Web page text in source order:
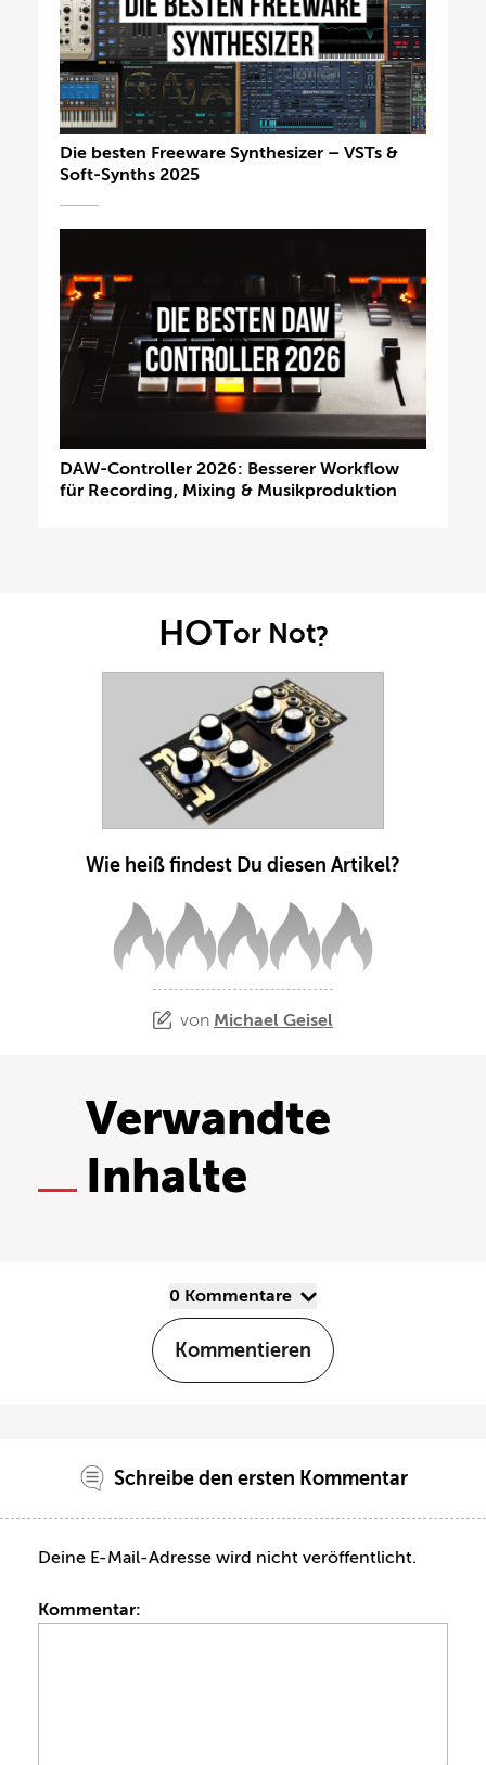
Die besten Freeware Synthesizer – VSTs &
Soft-Synths 2025
DAW-Controller 2026: Besserer Workflow
für Recording, Mixing & Musikproduktion
HOTor Not?
Wie heiß findest Du diesen Artikel?
von Michael Geisel
Verwandte
Inhalte
0 Kommentare
Kommentieren
Schreibe den ersten Kommentar
Deine E-Mail-Adresse wird nicht veröffentlicht.
Kommentar: